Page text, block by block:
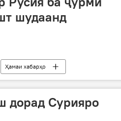
шудаанд
Ҳамаи хабарҳо
дорад Сурияро